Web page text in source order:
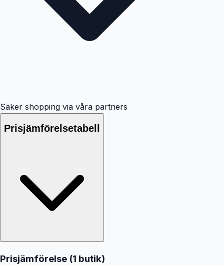
Säker shopping via våra partners
Prisjämförelsetabell
Prisjämförelse (1 butik)